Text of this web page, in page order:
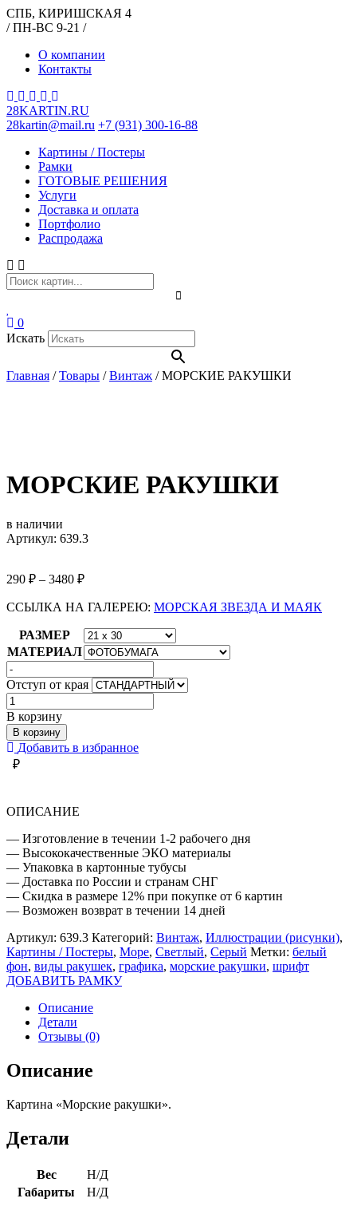
СПБ, КИРИШСКАЯ 4
/ ПН-ВС 9-21 /
О компании
Контакты
28KARTIN.RU
28kartin@mail.ru +7 (931) 300-16-88
Картины / Постеры
Рамки
ГОТОВЫЕ РЕШЕНИЯ
Услуги
Доставка и оплата
Портфолио
Распродажа
0
Искать
Главная /Товары /Винтаж /МОРСКИЕ РАКУШКИ
МОРСКИЕ РАКУШКИ
в наличии
Артикул: 639.3
290 ₽ – 3480 ₽
ССЫЛКА НА ГАЛЕРЕЮ: МОРСКАЯ ЗВЕЗДА И МАЯК
РАЗМЕР
МАТЕРИАЛ
Отступ от края
Количество
товара
МОРСКИЕ
РАКУШКИ
В корзину
В корзину
Добавить в избранное
₽
ОПИСАНИЕ
— Изготовление в течении 1-2 рабочего дня
— Высококачественные ЭКО материалы
— Упаковка в картонные тубусы
— Доставка по России и странам СНГ
— Скидка в размере 12% при покупке от 6 картин
— Возможен возврат в течении 14 дней
Артикул: 639.3 Категорий: Винтаж, Иллюстрации (рисунки),
Картины / Постеры, Море, Светлый, Серый Метки: белый
фон, виды ракушек, графика, морские ракушки, шрифт
ДОБАВИТЬ РАМКУ
Описание
Детали
Отзывы (0)
Описание
Картина «Морские ракушки».
Детали
Вес
Н/Д
Габариты
Н/Д